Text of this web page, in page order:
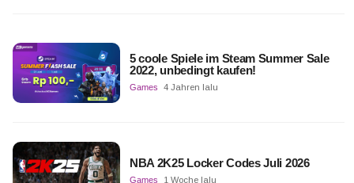
5 coole Spiele im Steam Summer Sale
2022, unbedingt kaufen!
Games 4 Jahren lalu
NBA 2K25 Locker Codes Juli 2026
Games 1 Woche lalu